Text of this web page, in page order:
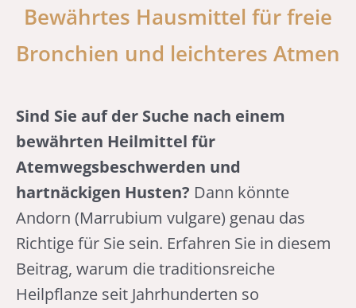
Bewährtes Hausmittel für freie
Bronchien und leichteres Atmen
Sind Sie auf der Suche nach einem
bewährten Heilmittel für
Atemwegsbeschwerden und
hartnäckigen Husten? Dann könnte
Andorn (Marrubium vulgare) genau das
Richtige für Sie sein. Erfahren Sie in diesem
Beitrag, warum die traditionsreiche
Heilpflanze seit Jahrhunderten so